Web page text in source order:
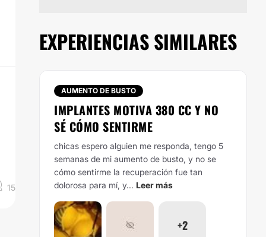
15
EXPERIENCIAS SIMILARES
AUMENTO DE BUSTO
IMPLANTES MOTIVA 380 CC Y NO
SÉ CÓMO SENTIRME
chicas espero alguien me responda, tengo 5
semanas de mi aumento de busto, y no se
cómo sentirme la recuperación fue tan
dolorosa para mí, y... Leer más
+2